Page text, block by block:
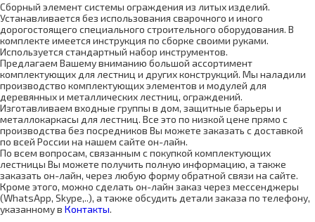
Сборный элемент системы ограждения из литых изделий.
Устанавливается без использования сварочного и иного
дорогостоящего специального строительного оборудования. В
комплекте имеется инструкция по сборке своими руками.
Используется стандартный набор инструментов.
Предлагаем Вашему вниманию большой ассортимент
комплектующих для лестниц и других конструкций. Мы наладили
производство комплектующих элементов и модулей для
деревянных и металлических лестниц, ограждений.
Изготавливаем входные группы в дом, защитные барьеры и
металлокаркасы для лестниц. Все это по низкой цене прямо с
производства без посредников Вы можете заказать с доставкой
по всей России на нашем сайте он-лайн.
По всем вопросам, связанным с покупкой комплектующих
лестницы Вы можете получить полную информацию, а также
заказать он-лайн, через любую форму обратной связи на сайте.
Кроме этого, можно сделать он-лайн заказ через мессенджеры
(WhatsApp, Skype,..), а также обсудить детали заказа по телефону,
указанному в Контакты.